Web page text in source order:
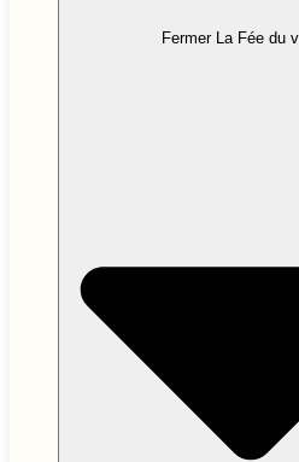
Fermer La Fée du